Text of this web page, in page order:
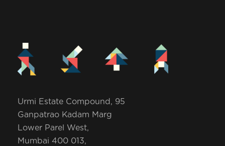
Urmi Estate Compound, 95
Ganpatrao Kadam Marg
Lower Parel West,
Mumbai 400 013,